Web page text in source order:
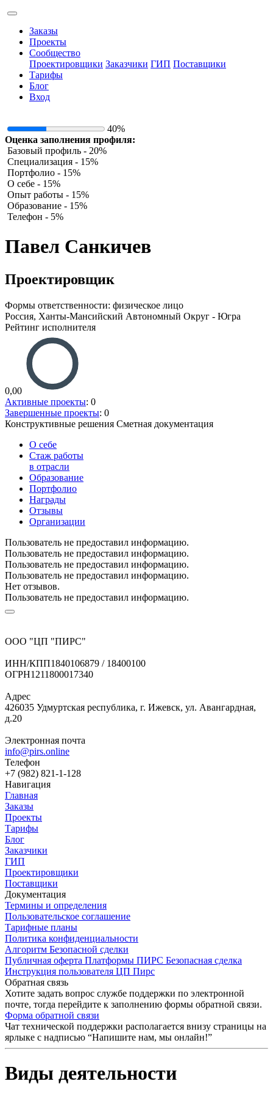
Заказы
Проекты
Сообщество
Проектировщики Заказчики ГИП Поставщики
Тарифы
Блог
Вход
40%
Оценка заполнения профиля:
Базовый профиль - 20%
Специализация - 15%
Портфолио - 15%
О себе - 15%
Опыт работы - 15%
Образование - 15%
Телефон - 5%
Павел Санкичев
Проектировщик
Формы ответственности: физическое лицо
Россия, Ханты-Мансийский Автономный Округ - Югра
Рейтинг исполнителя
0,00
Активные проекты: 0
Завершенные проекты: 0
Конструктивные решения Сметная документация
О себе
Стаж работы
в отрасли
Образование
Портфолио
Награды
Отзывы
Организации
Пользователь не предоставил информацию.
Пользователь не предоставил информацию.
Пользователь не предоставил информацию.
Пользователь не предоставил информацию.
Нет отзывов.
Пользователь не предоставил информацию.
ООО "ЦП "ПИРС"
ИНН/КПП1840106879 / 18400100
ОГРН1211800017340
Адрес
426035 Удмуртская республика, г. Ижевск, ул. Авангардная,
д.20
Электронная почта
info@pirs.online
Телефон
+7 (982) 821-1-128
Навигация
Главная
Заказы
Проекты
Тарифы
Блог
Заказчики
ГИП
Проектировщики
Поставщики
Документация
Термины и определения
Пользовательское соглашение
Тарифные планы
Политика конфиденциальности
Алгоритм Безопасной сделки
Публичная оферта Платформы ПИРС Безопасная сделка
Инструкция пользователя ЦП Пирс
Обратная связь
Хотите задать вопрос службе поддержки по электронной
почте, тогда перейдите к заполнению формы обратной связи.
Форма обратной связи
Чат технической поддержки располагается внизу страницы на
ярлыке с надписью “Напишите нам, мы онлайн!”
Виды деятельности